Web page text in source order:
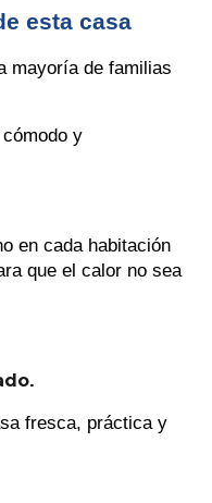
esta casa
mayoría de familias
y
en cada habitación
que el calor no sea
.
fresca, práctica y